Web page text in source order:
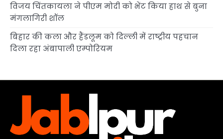
विजय चिंतकायला ने पीएम मोदी को भेंट किया हाथ से बुना
मंगलागिरी शॉल
बिहार की कला और हैंडलूम को दिल्ली में राष्ट्रीय पहचान
दिला रहा अंबापाली एम्पोरियम